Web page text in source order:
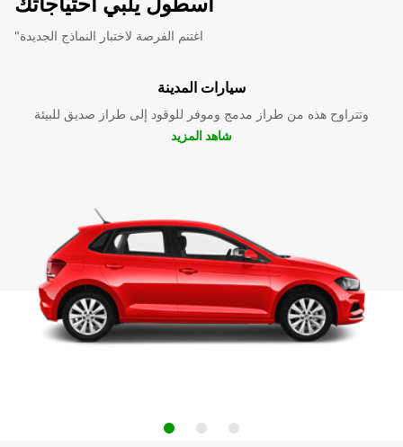
"اغتنم الفرصة لاختبار النماذج الجديدة
سيارات المدينة
وتتراوح هذه من طراز مدمج وموفر للوقود إلى طراز صديق للبيئة
شاهد المزيد